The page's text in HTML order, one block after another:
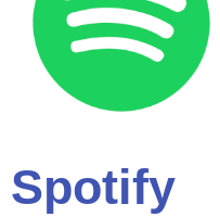
Spotify